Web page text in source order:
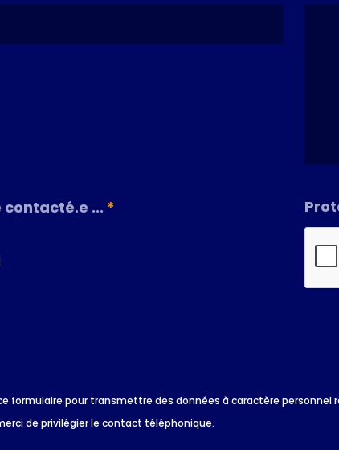
... *
formulaire pour transmettre des données à caractère
de privilégier le contact téléphonique.